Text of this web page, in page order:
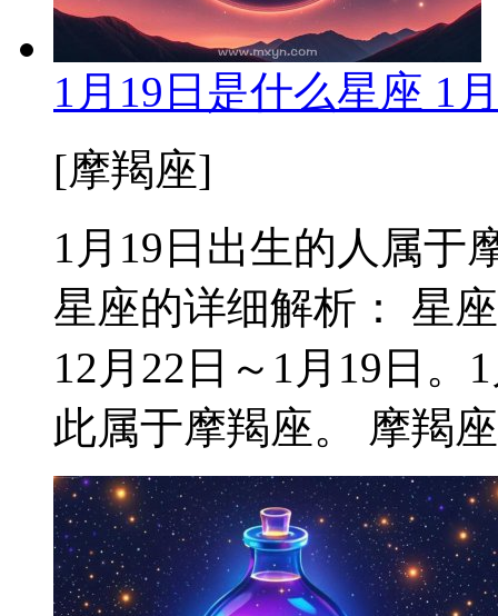
1月19日是什么星座 1
[摩羯座]
1月19日出生的人属于
星座的详细解析： 星
12月22日～1月19日。
此属于摩羯座。 摩羯